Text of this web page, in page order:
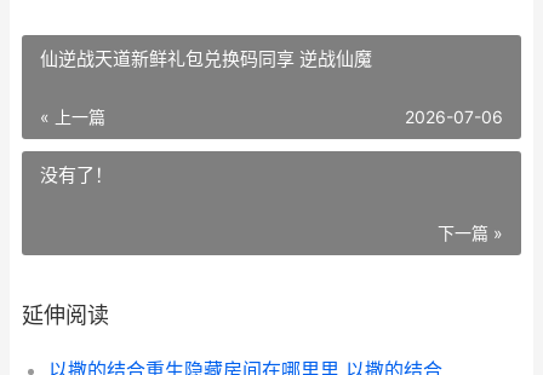
仙逆战天道新鲜礼包兑换码同享 逆战仙魔
« 上一篇 2026-07-06
没有了！
下一篇 »
延伸阅读